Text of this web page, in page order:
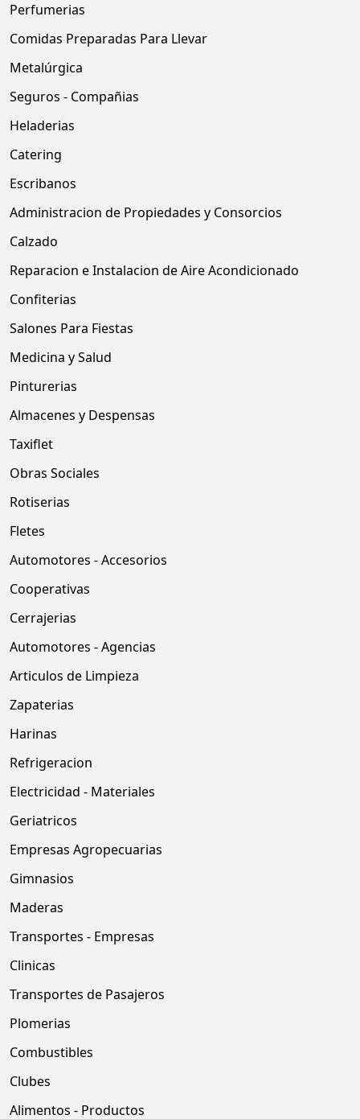
Perfumerias
Comidas Preparadas Para Llevar
Metalúrgica
Seguros - Compañias
Heladerias
Catering
Escribanos
Administracion de Propiedades y Consorcios
Calzado
Reparacion e Instalacion de Aire Acondicionado
Confiterias
Salones Para Fiestas
Medicina y Salud
Pinturerias
Almacenes y Despensas
Taxiflet
Obras Sociales
Rotiserias
Fletes
Automotores - Accesorios
Cooperativas
Cerrajerias
Automotores - Agencias
Articulos de Limpieza
Zapaterias
Harinas
Refrigeracion
Electricidad - Materiales
Geriatricos
Empresas Agropecuarias
Gimnasios
Maderas
Transportes - Empresas
Clinicas
Transportes de Pasajeros
Plomerias
Combustibles
Clubes
Alimentos - Productos